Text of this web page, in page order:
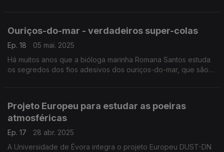
Ouriços-do-mar - verdadeiros super-colas
Ep. 18
05 mai. 2025
Há muitos anos que a bióloga marinha Romana Santos estuda
os segredos dos fios adesivos dos ouriços-do-mar, que são
Projeto Europeu para estudar as poeiras
atmosféricas
Ep. 17
28 abr. 2025
A Universidade de Évora integra o projeto Europeu DUST-DN